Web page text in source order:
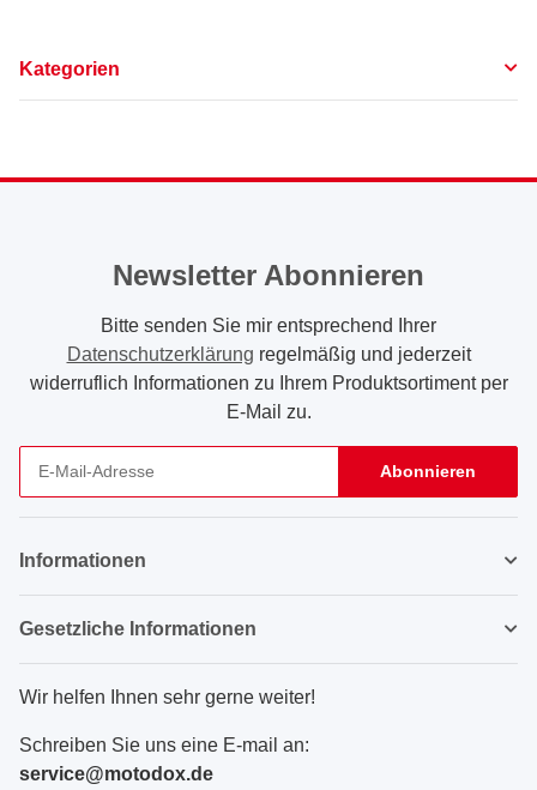
Kategorien
Newsletter Abonnieren
Bitte senden Sie mir entsprechend Ihrer
Datenschutzerklärung regelmäßig und jederzeit
widerruflich Informationen zu Ihrem Produktsortiment per
E-Mail zu.
Abonnieren
Informationen
Gesetzliche Informationen
Wir helfen Ihnen sehr gerne weiter!
Schreiben Sie uns eine E-mail an:
service@motodox.de